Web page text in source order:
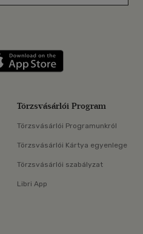
LinkedInen
Szerezd meg: Google
Törzsvásárlói Program
Törzsvásárlói Programunkról
Törzsvásárlói Kártya egyenlege
Törzsvásárlói szabályzat
Libri App